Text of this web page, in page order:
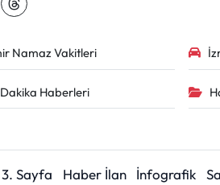
Namaz Vakitleri
Haberleri
3. Sayfa Haber İlan İnfografik